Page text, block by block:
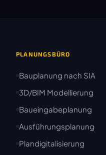
PLANUNGSBÜRO
Bauplanung nach SIA
3D/BIM Modellierung
Baueingabeplanung
Ausführungsplanung
Plandigitalisierung